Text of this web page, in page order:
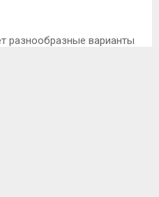
разнообразные варианты